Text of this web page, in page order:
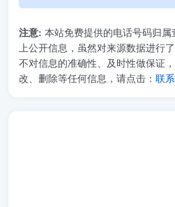
注意: 本站免费提供的电话号码归属
上公开信息，虽然对来源数据进行
不对信息的准确性、及时性做保证
改、删除等任何信息，请点击： 联